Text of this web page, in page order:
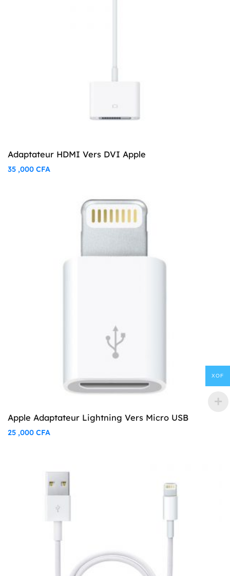
Adaptateur HDMI Vers DVI Apple
35 ,000 CFA
Apple Adaptateur Lightning Vers Micro USB
25 ,000 CFA
XOF